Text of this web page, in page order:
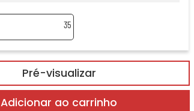
35
Pré-visualizar
Adicionar ao carrinho